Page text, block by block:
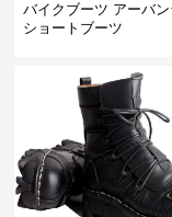
バイクブーツ アーバ
ショートブーツ